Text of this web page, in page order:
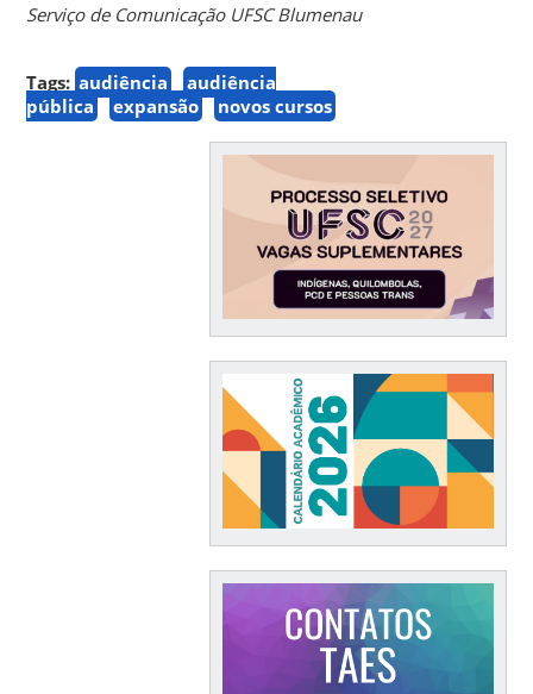
Serviço de Comunicação UFSC Blumenau
Tags: audiência
audiência
pública
expansão novos cursos